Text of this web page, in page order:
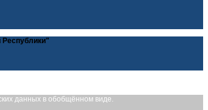
Республики"
данных в обобщённом виде.